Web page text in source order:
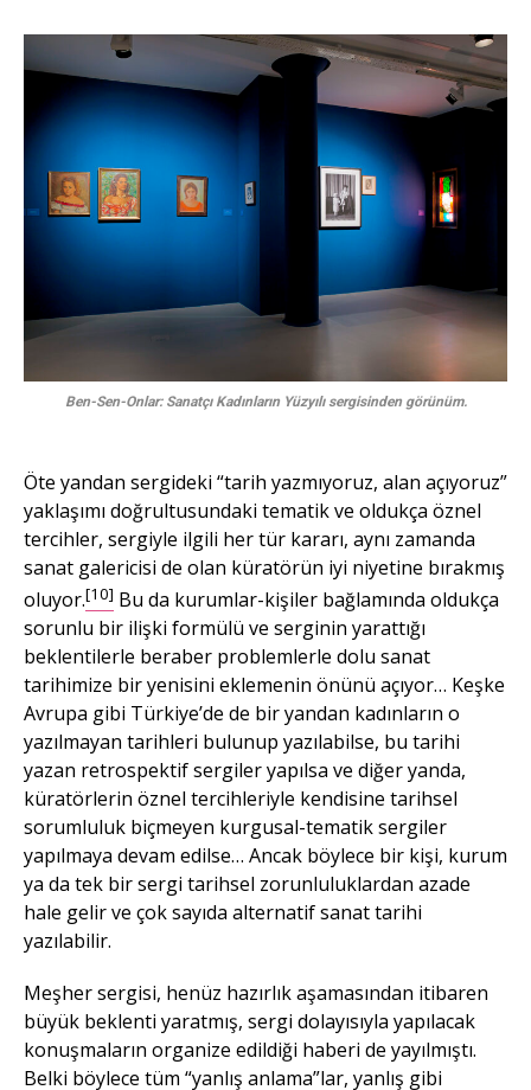
Ben-Sen-Onlar: Sanatçı Kadınların Yüzyılı sergisinden görünüm.
Öte yandan sergideki “tarih yazmıyoruz, alan açıyoruz”
yaklaşımı doğrultusundaki tematik ve oldukça öznel
tercihler, sergiyle ilgili her tür kararı, aynı zamanda
sanat galericisi de olan küratörün iyi niyetine bırakmış
oluyor.[10] Bu da kurumlar-kişiler bağlamında oldukça
sorunlu bir ilişki formülü ve serginin yarattığı
beklentilerle beraber problemlerle dolu sanat
tarihimize bir yenisini eklemenin önünü açıyor… Keşke
Avrupa gibi Türkiye’de de bir yandan kadınların o
yazılmayan tarihleri bulunup yazılabilse, bu tarihi
yazan retrospektif sergiler yapılsa ve diğer yanda,
küratörlerin öznel tercihleriyle kendisine tarihsel
sorumluluk biçmeyen kurgusal-tematik sergiler
yapılmaya devam edilse… Ancak böylece bir kişi, kurum
ya da tek bir sergi tarihsel zorunluluklardan azade
hale gelir ve çok sayıda alternatif sanat tarihi
yazılabilir.
Meşher sergisi, henüz hazırlık aşamasından itibaren
büyük beklenti yaratmış, sergi dolayısıyla yapılacak
konuşmaların organize edildiği haberi de yayılmıştı.
Belki böylece tüm “yanlış anlama”lar, yanlış gibi